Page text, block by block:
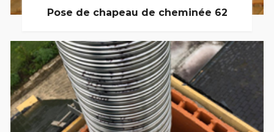
Pose de chapeau de cheminée 62